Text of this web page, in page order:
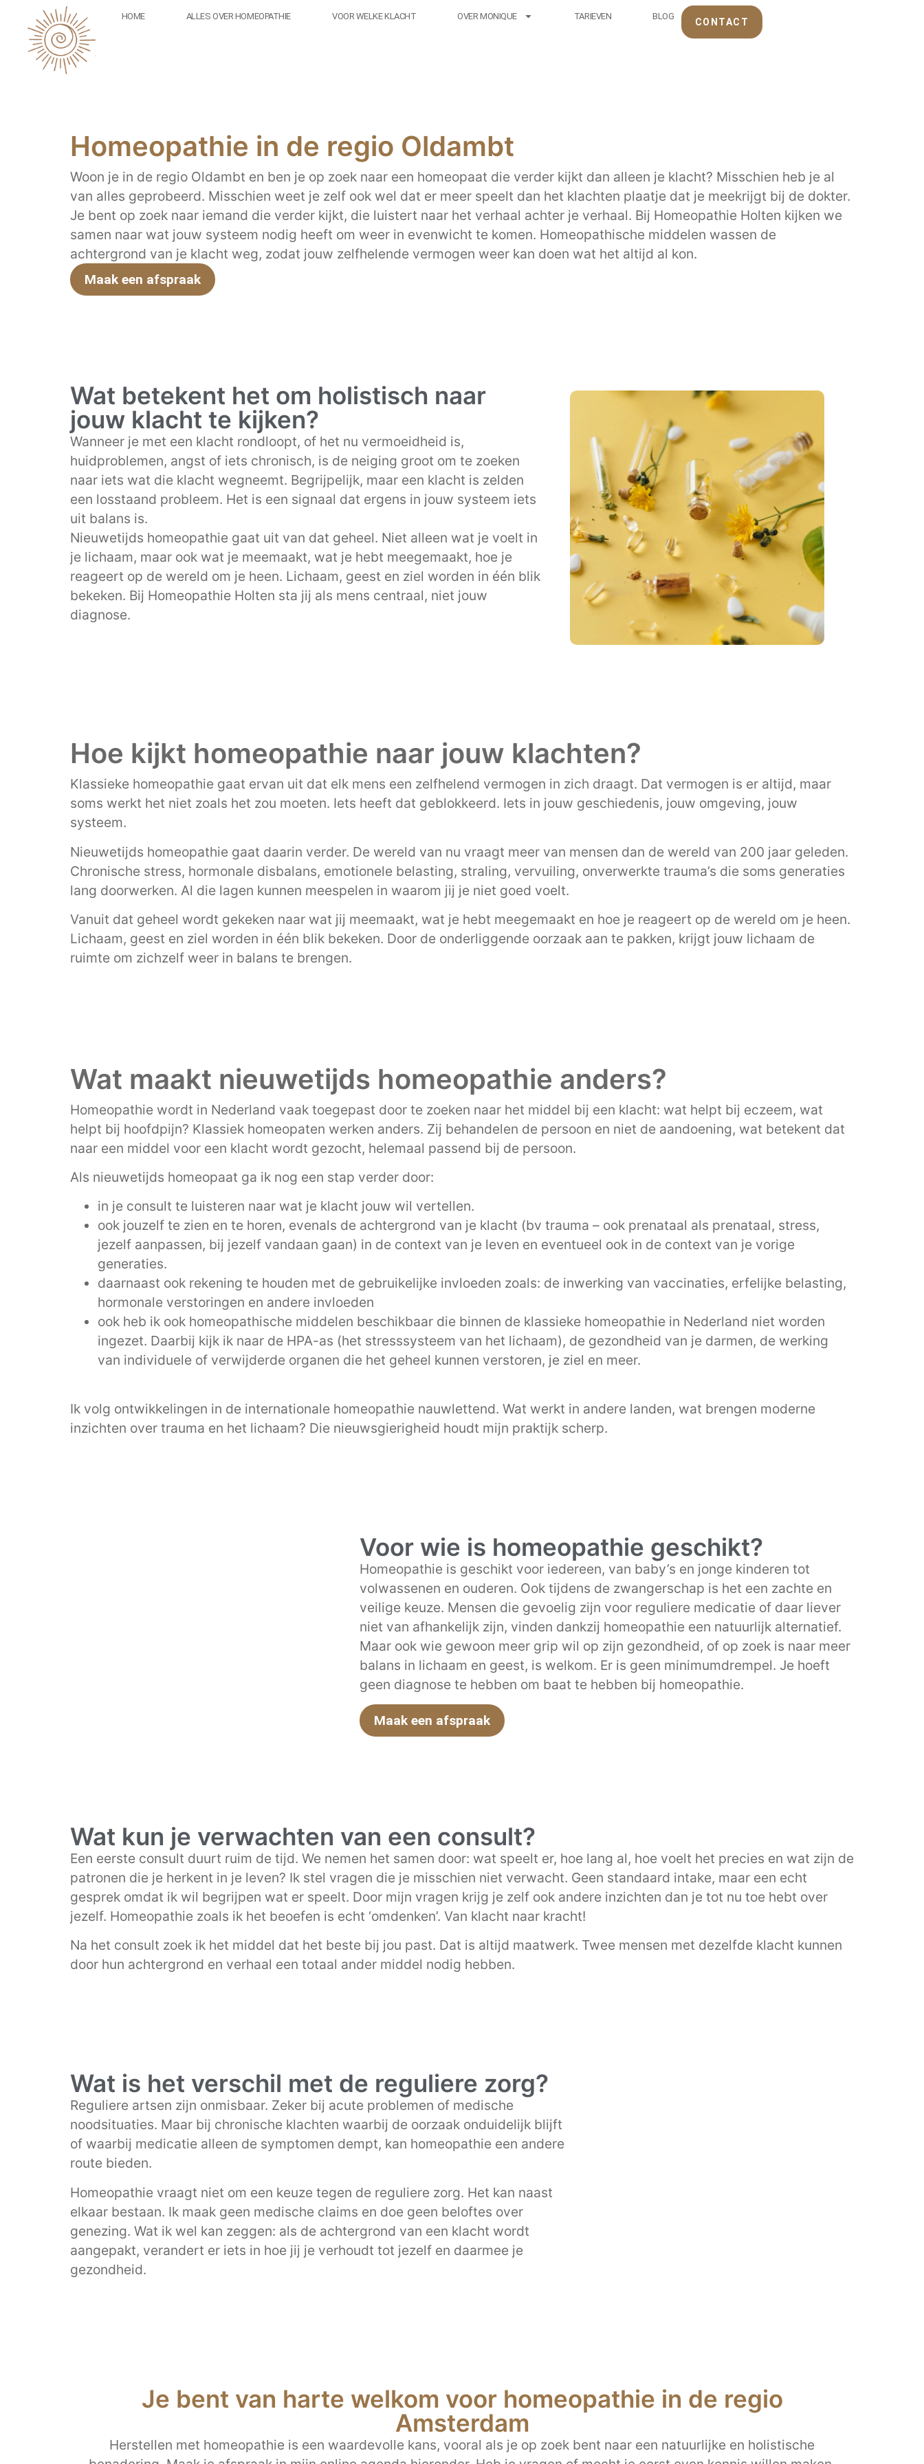
HOME ALLES OVER HOMEOPATHIE VOOR WELKE KLACHT OVER MONIQUE TARIEVEN BLOG
CONTACT
Homeopathie in de regio Oldambt
Woon je in de regio Oldambt en ben je op zoek naar een homeopaat die verder kijkt dan alleen je klacht? Misschien heb je al
van alles geprobeerd. Misschien weet je zelf ook wel dat er meer speelt dan het klachten plaatje dat je meekrijgt bij de dokter.
Je bent op zoek naar iemand die verder kijkt, die luistert naar het verhaal achter je verhaal. Bij Homeopathie Holten kijken we
samen naar wat jouw systeem nodig heeft om weer in evenwicht te komen. Homeopathische middelen wassen de
achtergrond van je klacht weg, zodat jouw zelfhelende vermogen weer kan doen wat het altijd al kon.
Maak een afspraak
Wat betekent het om holistisch naar
jouw klacht te kijken?
Wanneer je met een klacht rondloopt, of het nu vermoeidheid is,
huidproblemen, angst of iets chronisch, is de neiging groot om te zoeken
naar iets wat die klacht wegneemt. Begrijpelijk, maar een klacht is zelden
een losstaand probleem. Het is een signaal dat ergens in jouw systeem iets
uit balans is.
Nieuwetijds homeopathie gaat uit van dat geheel. Niet alleen wat je voelt in
je lichaam, maar ook wat je meemaakt, wat je hebt meegemaakt, hoe je
reageert op de wereld om je heen. Lichaam, geest en ziel worden in één blik
bekeken. Bij Homeopathie Holten sta jij als mens centraal, niet jouw
diagnose.
Hoe kijkt homeopathie naar jouw klachten?
Klassieke homeopathie gaat ervan uit dat elk mens een zelfhelend vermogen in zich draagt. Dat vermogen is er altijd, maar
soms werkt het niet zoals het zou moeten. Iets heeft dat geblokkeerd. Iets in jouw geschiedenis, jouw omgeving, jouw
systeem.
Nieuwetijds homeopathie gaat daarin verder. De wereld van nu vraagt meer van mensen dan de wereld van 200 jaar geleden.
Chronische stress, hormonale disbalans, emotionele belasting, straling, vervuiling, onverwerkte trauma’s die soms generaties
lang doorwerken. Al die lagen kunnen meespelen in waarom jij je niet goed voelt.
Vanuit dat geheel wordt gekeken naar wat jij meemaakt, wat je hebt meegemaakt en hoe je reageert op de wereld om je heen.
Lichaam, geest en ziel worden in één blik bekeken. Door de onderliggende oorzaak aan te pakken, krijgt jouw lichaam de
ruimte om zichzelf weer in balans te brengen.
Wat maakt nieuwetijds homeopathie anders?
Homeopathie wordt in Nederland vaak toegepast door te zoeken naar het middel bij een klacht: wat helpt bij eczeem, wat
helpt bij hoofdpijn? Klassiek homeopaten werken anders. Zij behandelen de persoon en niet de aandoening, wat betekent dat
naar een middel voor een klacht wordt gezocht, helemaal passend bij de persoon.
Als nieuwetijds homeopaat ga ik nog een stap verder door:
in je consult te luisteren naar wat je klacht jouw wil vertellen.
ook jouzelf te zien en te horen, evenals de achtergrond van je klacht (bv trauma – ook prenataal als prenataal, stress,
jezelf aanpassen, bij jezelf vandaan gaan) in de context van je leven en eventueel ook in de context van je vorige
generaties.
daarnaast ook rekening te houden met de gebruikelijke invloeden zoals: de inwerking van vaccinaties, erfelijke belasting,
hormonale verstoringen en andere invloeden
ook heb ik ook homeopathische middelen beschikbaar die binnen de klassieke homeopathie in Nederland niet worden
ingezet. Daarbij kijk ik naar de HPA-as (het stresssysteem van het lichaam), de gezondheid van je darmen, de werking
van individuele of verwijderde organen die het geheel kunnen verstoren, je ziel en meer.
Ik volg ontwikkelingen in de internationale homeopathie nauwlettend. Wat werkt in andere landen, wat brengen moderne
inzichten over trauma en het lichaam? Die nieuwsgierigheid houdt mijn praktijk scherp.
Voor wie is homeopathie geschikt?
Homeopathie is geschikt voor iedereen, van baby’s en jonge kinderen tot
volwassenen en ouderen. Ook tijdens de zwangerschap is het een zachte en
veilige keuze. Mensen die gevoelig zijn voor reguliere medicatie of daar liever
niet van afhankelijk zijn, vinden dankzij homeopathie een natuurlijk alternatief.
Maar ook wie gewoon meer grip wil op zijn gezondheid, of op zoek is naar meer
balans in lichaam en geest, is welkom. Er is geen minimumdrempel. Je hoeft
geen diagnose te hebben om baat te hebben bij homeopathie.
Maak een afspraak
Wat kun je verwachten van een consult?
Een eerste consult duurt ruim de tijd. We nemen het samen door: wat speelt er, hoe lang al, hoe voelt het precies en wat zijn de
patronen die je herkent in je leven? Ik stel vragen die je misschien niet verwacht. Geen standaard intake, maar een echt
gesprek omdat ik wil begrijpen wat er speelt. Door mijn vragen krijg je zelf ook andere inzichten dan je tot nu toe hebt over
jezelf. Homeopathie zoals ik het beoefen is echt ‘omdenken’. Van klacht naar kracht!
Na het consult zoek ik het middel dat het beste bij jou past. Dat is altijd maatwerk. Twee mensen met dezelfde klacht kunnen
door hun achtergrond en verhaal een totaal ander middel nodig hebben.
Wat is het verschil met de reguliere zorg?
Reguliere artsen zijn onmisbaar. Zeker bij acute problemen of medische
noodsituaties. Maar bij chronische klachten waarbij de oorzaak onduidelijk blijft
of waarbij medicatie alleen de symptomen dempt, kan homeopathie een andere
route bieden.
Homeopathie vraagt niet om een keuze tegen de reguliere zorg. Het kan naast
elkaar bestaan. Ik maak geen medische claims en doe geen beloftes over
genezing. Wat ik wel kan zeggen: als de achtergrond van een klacht wordt
aangepakt, verandert er iets in hoe jij je verhoudt tot jezelf en daarmee je
gezondheid.
Je bent van harte welkom voor homeopathie in de regio
Amsterdam
Herstellen met homeopathie is een waardevolle kans, vooral als je op zoek bent naar een natuurlijke en holistische